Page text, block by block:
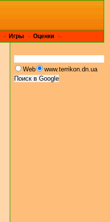
· Игры · Оценки ·
Web www.terrikon.dn.ua